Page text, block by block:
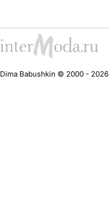
Dima Babushkin © 2000 - 2026